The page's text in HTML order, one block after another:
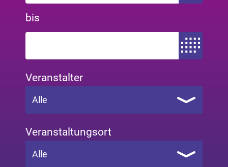
bis
Zeitraum bis
Veranstalter
Alle
Veranstaltungsort
Alle